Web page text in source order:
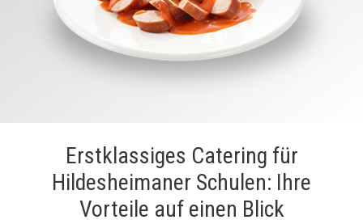
Erstklassiges Catering für
Hildesheimaner Schulen: Ihre
Vorteile auf einen Blick